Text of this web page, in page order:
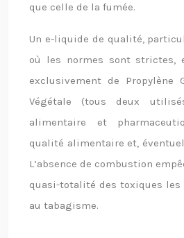
que celle de la fumée.
Un e-liquide de qualité,
où les normes sont strictes,
exclusivement de Propylène
Végétale (tous deux
alimentaire et
qualité alimentaire et,
L’absence de combustion
quasi-totalité des toxiques les
au tabagisme.